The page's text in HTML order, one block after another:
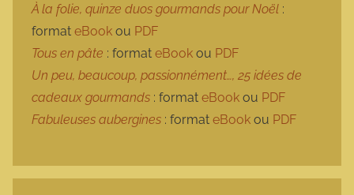
À la folie, quinze duos gourmands pour Noël :
format eBook ou PDF
Tous en pâte : format eBook ou PDF
Un peu, beaucoup, passionnément…, 25 idées de
cadeaux gourmands : format eBook ou PDF
Fabuleuses aubergines : format eBook ou PDF